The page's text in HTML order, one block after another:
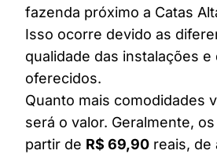
fazenda próximo a Catas
Isso ocorre devido as
qualidade das instalações
oferecidos.
Quanto mais comodidades
será o valor. Geralmente,
partir de R$ 69,90 reais, de